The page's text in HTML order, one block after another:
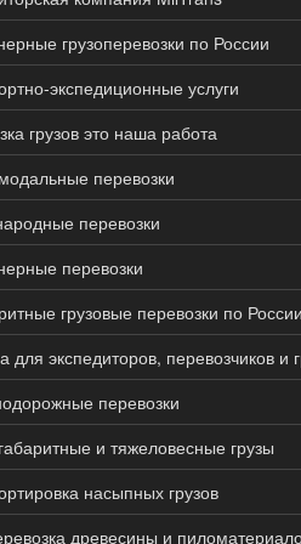
грузоперевозки по России
экспедиционные услуги
грузов это наша работа
перевозки
перевозки
перевозки
грузовые перевозки по России
для экспедиторов, перевозчиков и
перевозки
и тяжеловесные грузы
насыпных грузов
древесины и